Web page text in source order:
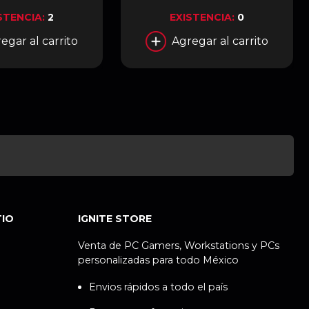
2
al carrito
EXISTENCIA: 0
Agregar al carrito
IGNITE STORE
Venta de PC Gamers, Workstations y PCs
personalizadas para todo México
Envios rápidos a todo el país